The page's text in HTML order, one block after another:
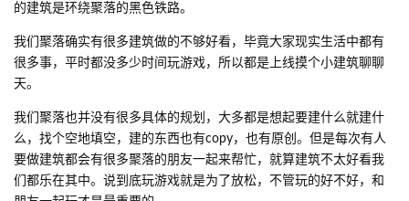
的建筑是环绕聚落的黑色铁路。
我们聚落确实有很多建筑做的不够好看，毕竟大家现实生活中都有
很多事，平时都没多少时间玩游戏，所以都是上线摸个小建筑聊聊
天。
我们聚落也并没有很多具体的规划，大多都是想起要建什么就建什
么，找个空地填空，建的东西也有copy，也有原创。但是每次有人
要做建筑都会有很多聚落的朋友一起来帮忙，就算建筑不太好看我
们都乐在其中。说到底玩游戏就是为了放松，不管玩的好不好，和